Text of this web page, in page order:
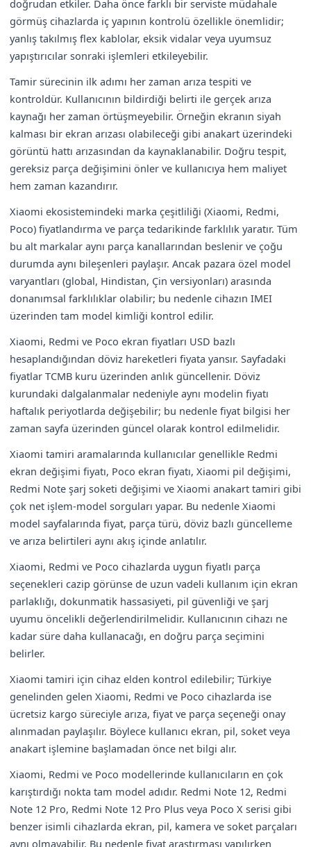
doğrudan etkiler. Daha önce farklı bir serviste müdahale
görmüş cihazlarda iç yapının kontrolü özellikle önemlidir;
yanlış takılmış flex kablolar, eksik vidalar veya uyumsuz
yapıştırıcılar sonraki işlemleri etkileyebilir.
Tamir sürecinin ilk adımı her zaman arıza tespiti ve
kontroldür. Kullanıcının bildirdiği belirti ile gerçek arıza
kaynağı her zaman örtüşmeyebilir. Örneğin ekranın siyah
kalması bir ekran arızası olabileceği gibi anakart üzerindeki
görüntü hattı arızasından da kaynaklanabilir. Doğru tespit,
gereksiz parça değişimini önler ve kullanıcıya hem maliyet
hem zaman kazandırır.
Xiaomi ekosistemindeki marka çeşitliliği (Xiaomi, Redmi,
Poco) fiyatlandırma ve parça tedarikinde farklılık yaratır. Tüm
bu alt markalar aynı parça kanallarından beslenir ve çoğu
durumda aynı bileşenleri paylaşır. Ancak pazara özel model
varyantları (global, Hindistan, Çin versiyonları) arasında
donanımsal farklılıklar olabilir; bu nedenle cihazın IMEI
üzerinden tam model kimliği kontrol edilir.
Xiaomi, Redmi ve Poco ekran fiyatları USD bazlı
hesaplandığından döviz hareketleri fiyata yansır. Sayfadaki
fiyatlar TCMB kuru üzerinden anlık güncellenir. Döviz
kurundaki dalgalanmalar nedeniyle aynı modelin fiyatı
haftalık periyotlarda değişebilir; bu nedenle fiyat bilgisi her
zaman sayfa üzerinden güncel olarak kontrol edilmelidir.
Xiaomi tamiri aramalarında kullanıcılar genellikle Redmi
ekran değişimi fiyatı, Poco ekran fiyatı, Xiaomi pil değişimi,
Redmi Note şarj soketi değişimi ve Xiaomi anakart tamiri gibi
çok net işlem-model sorguları yapar. Bu nedenle Xiaomi
model sayfalarında fiyat, parça türü, döviz bazlı güncelleme
ve arıza belirtileri aynı akış içinde anlatılır.
Xiaomi, Redmi ve Poco cihazlarda uygun fiyatlı parça
seçenekleri cazip görünse de uzun vadeli kullanım için ekran
parlaklığı, dokunmatik hassasiyeti, pil güvenliği ve şarj
uyumu öncelikli değerlendirilmelidir. Kullanıcının cihazı ne
kadar süre daha kullanacağı, en doğru parça seçimini
belirler.
Xiaomi tamiri için cihaz elden kontrol edilebilir; Türkiye
genelinden gelen Xiaomi, Redmi ve Poco cihazlarda ise
ücretsiz kargo süreciyle arıza, fiyat ve parça seçeneği onay
alınmadan paylaşılır. Böylece kullanıcı ekran, pil, soket veya
anakart işlemine başlamadan önce net bilgi alır.
Xiaomi, Redmi ve Poco modellerinde kullanıcıların en çok
karıştırdığı nokta tam model adıdır. Redmi Note 12, Redmi
Note 12 Pro, Redmi Note 12 Pro Plus veya Poco X serisi gibi
benzer isimli cihazlarda ekran, pil, kamera ve soket parçaları
aynı olmayabilir. Bu nedenle fiyat araştırması yapılırken